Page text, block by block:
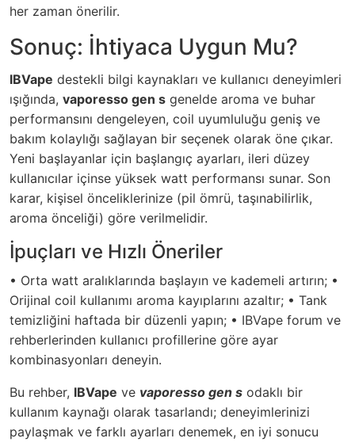
her zaman önerilir.
Sonuç: İhtiyaca Uygun Mu?
IBVape destekli bilgi kaynakları ve kullanıcı deneyimleri
ışığında, vaporesso gen s genelde aroma ve buhar
performansını dengeleyen, coil uyumluluğu geniş ve
bakım kolaylığı sağlayan bir seçenek olarak öne çıkar.
Yeni başlayanlar için başlangıç ayarları, ileri düzey
kullanıcılar içinse yüksek watt performansı sunar. Son
karar, kişisel önceliklerinize (pil ömrü, taşınabilirlik,
aroma önceliği) göre verilmelidir.
İpuçları ve Hızlı Öneriler
• Orta watt aralıklarında başlayın ve kademeli artırın; •
Orijinal coil kullanımı aroma kayıplarını azaltır; • Tank
temizliğini haftada bir düzenli yapın; • IBVape forum ve
rehberlerinden kullanıcı profillerine göre ayar
kombinasyonları deneyin.
Bu rehber, IBVape ve vaporesso gen s odaklı bir
kullanım kaynağı olarak tasarlandı; deneyimlerinizi
paylaşmak ve farklı ayarları denemek, en iyi sonucu